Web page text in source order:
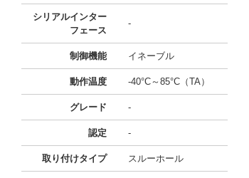
シリアルインター
フェース
-
制御機能 イネーブル
動作温度 -40°C～85°C（TA）
グレード -
認定 -
取り付けタイプ スルーホール